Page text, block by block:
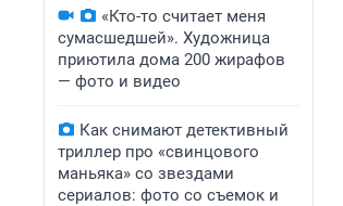
«Кто-то считает меня
сумасшедшей». Художница
приютила дома 200 жирафов
— фото и видео
Как снимают детективный
триллер про «свинцового
маньяка» со звездами
сериалов: фото со съемок и